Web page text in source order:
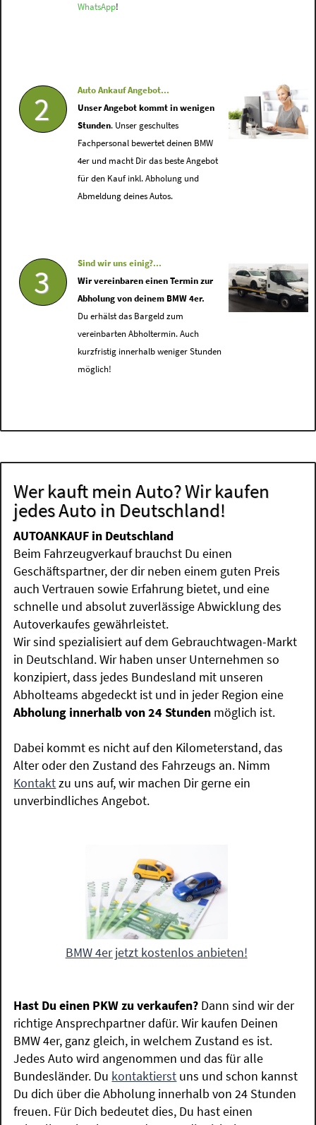
WhatsApp!
2
Auto Ankauf Angebot...
Unser Angebot kommt in wenigen
Stunden. Unser geschultes
Fachpersonal bewertet deinen BMW
4er und macht Dir das beste Angebot
für den Kauf inkl. Abholung und
Abmeldung deines Autos.
3
Sind wir uns einig?...
Wir vereinbaren einen Termin zur
Abholung von deinem BMW 4er.
Du erhälst das Bargeld zum
vereinbarten Abholtermin. Auch
kurzfristig innerhalb weniger Stunden
möglich!
Wer kauft mein Auto? Wir kaufen
jedes Auto in Deutschland!
AUTOANKAUF in Deutschland
Beim Fahrzeugverkauf brauchst Du einen
Geschäftspartner, der dir neben einem guten Preis
auch Vertrauen sowie Erfahrung bietet, und eine
schnelle und absolut zuverlässige Abwicklung des
Autoverkaufes gewährleistet.
Wir sind spezialisiert auf dem Gebrauchtwagen-Markt
in Deutschland. Wir haben unser Unternehmen so
konzipiert, dass jedes Bundesland mit unseren
Abholteams abgedeckt ist und in jeder Region eine
Abholung innerhalb von 24 Stunden möglich ist.
Dabei kommt es nicht auf den Kilometerstand, das
Alter oder den Zustand des Fahrzeugs an. Nimm
Kontaktzu uns auf, wir machen Dir gerne ein
unverbindliches Angebot.
BMW 4er jetzt kostenlos anbieten!
Hast Du einen PKW zu verkaufen? Dann sind wir der
richtige Ansprechpartner dafür. Wir kaufen Deinen
BMW 4er, ganz gleich, in welchem Zustand es ist.
Jedes Auto wird angenommen und das für alle
Bundesländer. Du kontaktierst uns und schon kannst
Du dich über die Abholung innerhalb von 24 Stunden
freuen. Für Dich bedeutet dies, Du hast einen